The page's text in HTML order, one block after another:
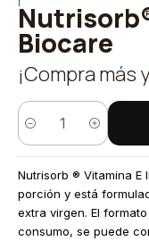
Biocare
¡Compra más
Cantidad
Nutrisorb ® Vitamina E
porción y está
extra virgen. El
consumo, se puede